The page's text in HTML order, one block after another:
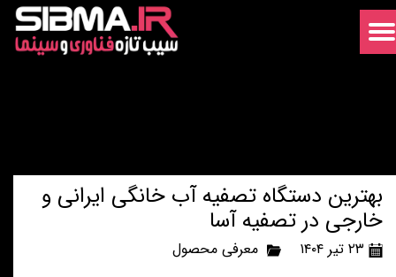
بهترین دستگاه تصفیه آب خانگی ایرانی و
خارجی در تصفیه آسا
۲۳ تیر ۱۴۰۴ معرفی محصول